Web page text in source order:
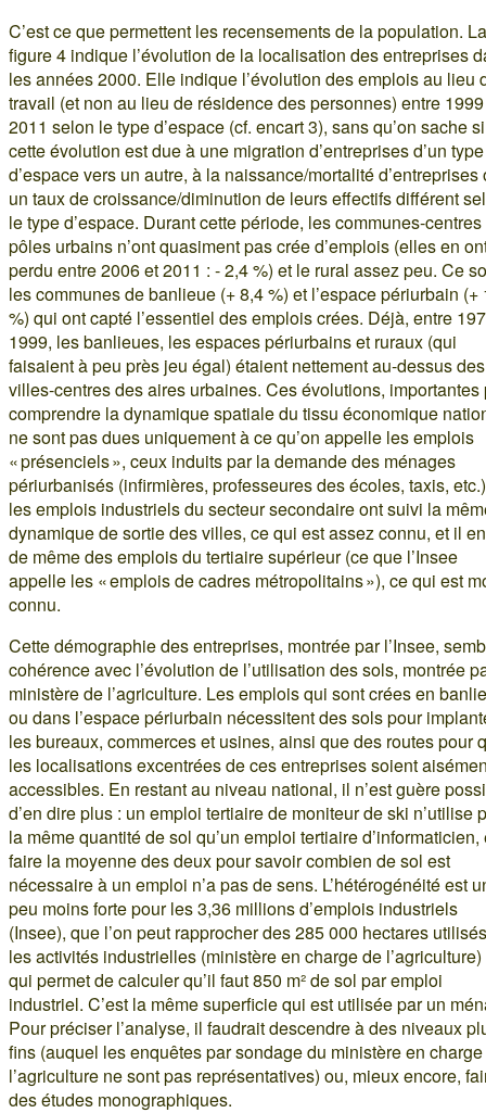
C’est ce que permettent les recensements de la population. La
figure 4 indique l’évolution de la localisation des entreprises
les années 2000. Elle indique l’évolution des emplois au lieu
travail (et non au lieu de résidence des personnes) entre
2011 selon le type d’espace (cf. encart 3), sans qu’on sache si
cette évolution est due à une migration d’entreprises d’un type
d’espace vers un autre, à la naissance/mortalité d’entreprises
un taux de croissance/diminution de leurs effectifs différent
le type d’espace. Durant cette période, les communes-
pôles urbains n’ont quasiment pas crée d’emplois (elles en
perdu entre 2006 et 2011 : - 2,4 %) et le rural assez peu. Ce
les communes de banlieue (+ 8,4 %) et l’espace périurbain (+
%) qui ont capté l’essentiel des emplois crées. Déjà, entre
1999, les banlieues, les espaces périurbains et ruraux (qui
faisaient à peu près jeu égal) étaient nettement au-dessus des
villes-centres des aires urbaines. Ces évolutions, importantes
comprendre la dynamique spatiale du tissu économique
ne sont pas dues uniquement à ce qu’on appelle les emplois
« présenciels », ceux induits par la demande des ménages
périurbanisés (infirmières, professeures des écoles, taxis,
les emplois industriels du secteur secondaire ont suivi la
dynamique de sortie des villes, ce qui est assez connu, et il
de même des emplois du tertiaire supérieur (ce que l’Insee
appelle les « emplois de cadres métropolitains »), ce qui est
connu.
Cette démographie des entreprises, montrée par l’Insee,
cohérence avec l’évolution de l’utilisation des sols, montrée
ministère de l’agriculture. Les emplois qui sont crées en
ou dans l’espace périurbain nécessitent des sols pour
les bureaux, commerces et usines, ainsi que des routes pour
les localisations excentrées de ces entreprises soient
accessibles. En restant au niveau national, il n’est guère
d’en dire plus : un emploi tertiaire de moniteur de ski n’utilise
la même quantité de sol qu’un emploi tertiaire d’informaticien,
faire la moyenne des deux pour savoir combien de sol est
nécessaire à un emploi n’a pas de sens. L’hétérogénéité est
peu moins forte pour les 3,36 millions d’emplois industriels
(Insee), que l’on peut rapprocher des 285 000 hectares
les activités industrielles (ministère en charge de
qui permet de calculer qu’il faut 850 m² de sol par emploi
industriel. C’est la même superficie qui est utilisée par un
Pour préciser l’analyse, il faudrait descendre à des niveaux
fins (auquel les enquêtes par sondage du ministère en
l’agriculture ne sont pas représentatives) ou, mieux encore,
des études monographiques.